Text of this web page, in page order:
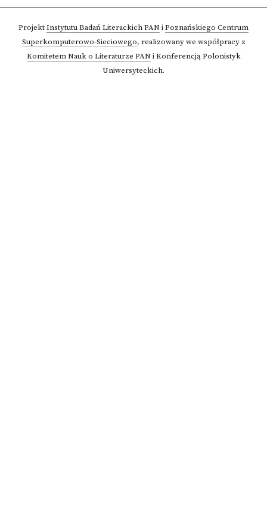
ProjektInstytutu Badań Literackich PAN iPoznańskiego Centrum
Superkomputerowo-Sieciowego, realizowany we współpracy z
Komitetem Nauk o Literaturze PAN i Konferencją Polonistyk
Uniwersyteckich.